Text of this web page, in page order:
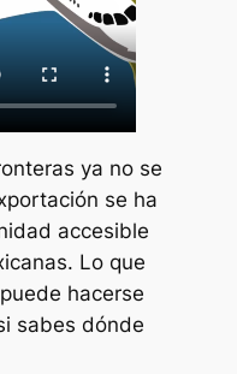
ya no se
se ha
accesible
Lo que
hacerse
sabes dónde